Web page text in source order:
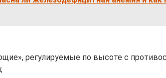
регулируемые по высоте с